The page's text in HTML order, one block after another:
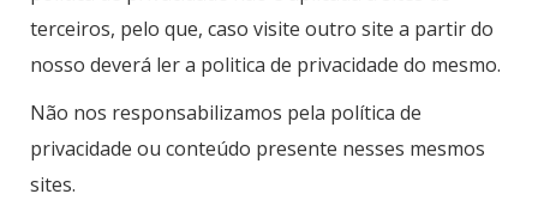
terceiros, pelo que, caso visite outro site a partir do
nosso deverá ler a politica de privacidade do mesmo.
Não nos responsabilizamos pela política de
privacidade ou conteúdo presente nesses mesmos
sites.